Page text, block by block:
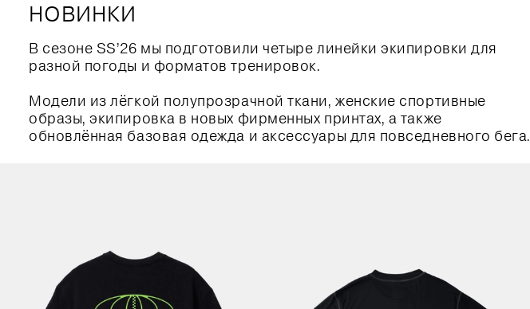
НОВИНКИ
В сезоне SS’26 мы подготовили четыре линейки экипировки для
разной погоды и форматов тренировок.
Модели из лёгкой полупрозрачной ткани, женские спортивные
образы, экипировка в новых фирменных принтах, а также
обновлённая базовая одежда и аксессуары для повседневного бега.